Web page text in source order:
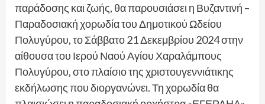
παράδοσης και ζωής, θα παρουσιάσει η Βυζαντινή –
Παραδοσιακή χορωδία του Δημοτικού Ωδείου
Πολυγύρου, το Σάββατο 21 Δεκεμβρίου 2024 στην
αίθουσα του Ιερού Ναού Αγίου Χαραλάμπους
Πολυγύρου, στο πλαίσιο της χριστουγεννιάτικης
εκδήλωσης που διοργανώνει. Τη χορωδία θα